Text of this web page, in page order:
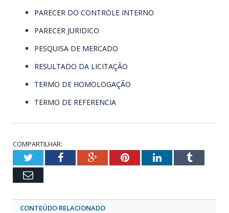
PARECER DO CONTROLE INTERNO
PARECER JURIDICO
PESQUISA DE MERCADO
RESULTADO DA LICITAÇÃO
TERMO DE HOMOLOGAÇÃO
TERMO DE REFERENCIA
COMPARTILHAR:
TwitterFacebookGoogle+PinterestLinkedInTumblr
Email
CONTEÚDO RELACIONADO